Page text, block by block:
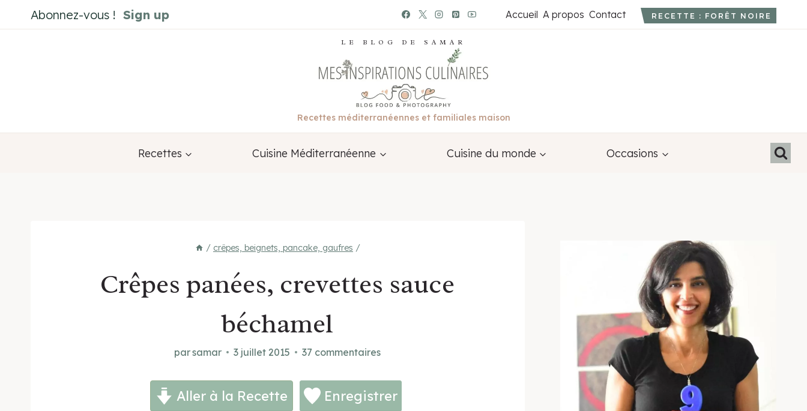
au
Abonnez-vous ! Sign up Accueil A propos Contact RECETTE : FORÊT NOIRE
LE BLOG DE SAMAR
Recettes méditerranéennes et familiales maison
Recettes Cuisine Méditerranéenne Cuisine du monde Occasions
/ crêpes, beignets, pancake, gaufres /
Crêpes panées, crevettes sauce
béchamel
parsamar 3 juillet 2015 37 commentaires
Aller à la Recette Enregistrer